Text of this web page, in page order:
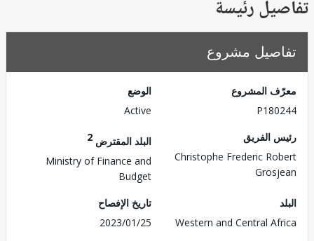
رئيسة
مشروع
المشروع
الفريق
Christophe Frederic
البلد المقترض
Ministry of Finance and
Western and Central
تاريخ الإفصاح
2023/01/25